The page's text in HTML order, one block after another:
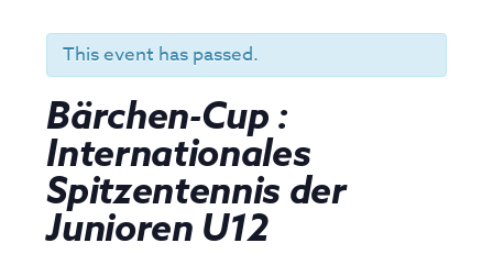
This event has passed.
Bärchen-Cup :
Internationales
Spitzentennis der
Junioren U12